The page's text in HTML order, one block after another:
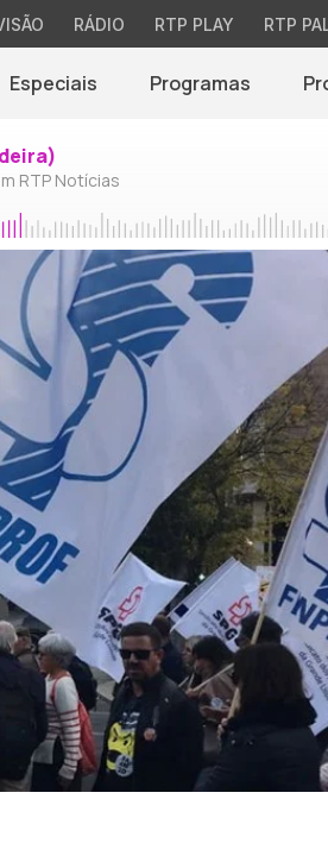
RÁDIO RTP PLAY RTP
Especiais Programas
RTP Notícias